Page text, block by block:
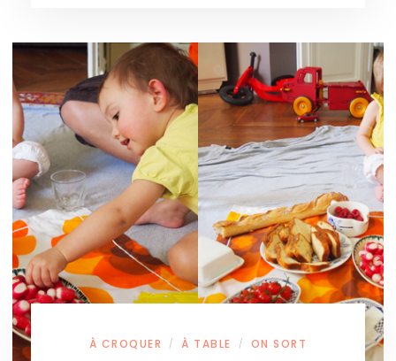
À CROQUER / À TABLE / ON SORT